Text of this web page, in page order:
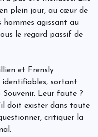
plein jour, au cœur de
hommes agissant au
le regard passif de
et Frensly
identifiables, sortant
Souvenir. Leur faute ?
doit exister dans toute
critiquer la